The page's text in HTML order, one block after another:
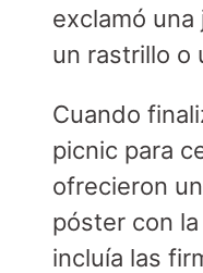
exclamó
un rastrillo o
Cuando
picnic para
ofrecieron
póster con
incluía las